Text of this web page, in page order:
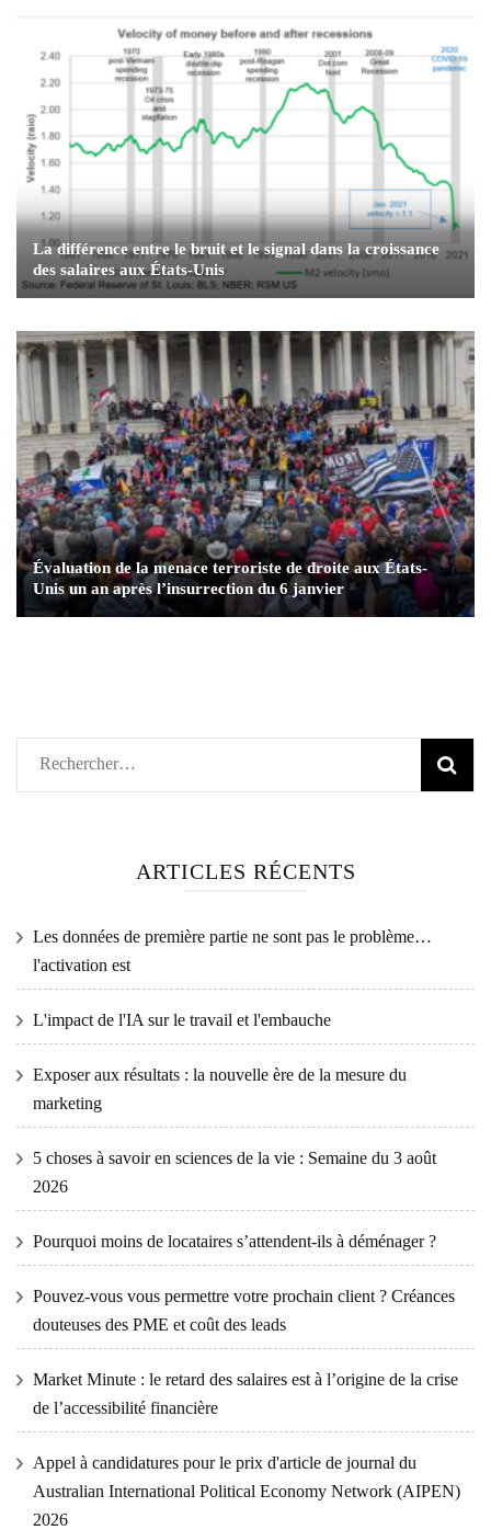
La différence entre le bruit et le signal dans la croissance
des salaires aux États-Unis
Évaluation de la menace terroriste de droite aux États-
Unis un an après l’insurrection du 6 janvier
Rechercher :
ARTICLES RÉCENTS
Les données de première partie ne sont pas le problème…
l'activation est
L'impact de l'IA sur le travail et l'embauche
Exposer aux résultats : la nouvelle ère de la mesure du
marketing
5 choses à savoir en sciences de la vie : Semaine du 3 août
2026
Pourquoi moins de locataires s’attendent-ils à déménager ?
Pouvez-vous vous permettre votre prochain client ? Créances
douteuses des PME et coût des leads
Market Minute : le retard des salaires est à l’origine de la crise
de l’accessibilité financière
Appel à candidatures pour le prix d'article de journal du
Australian International Political Economy Network (AIPEN)
2026